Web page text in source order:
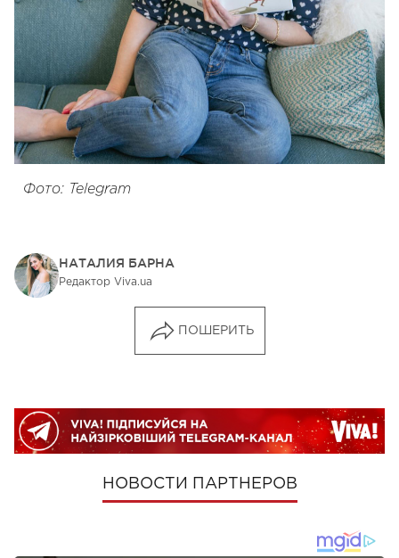
Фото: Telegram
НАТАЛИЯ БАРНА
Редактор Viva.ua
ПОШЕРИТЬ
НОВОСТИ ПАРТНЕРОВ